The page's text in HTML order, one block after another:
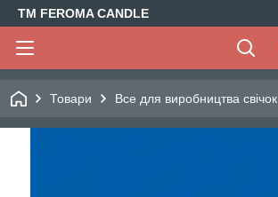
TM FEROMA CANDLE
Товари Все для виробництва свічок